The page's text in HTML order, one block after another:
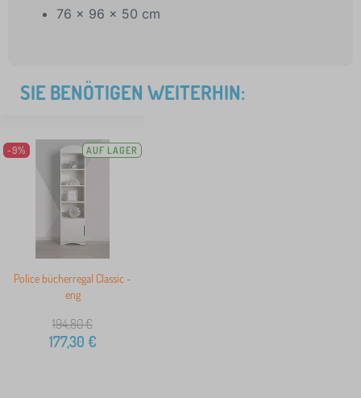
76 x 96 x 50 cm
SIE BENÖTIGEN WEITERHIN:
-9% AUF LAGER
Police bücherregal Classic -
eng
194,80€
177,30 €